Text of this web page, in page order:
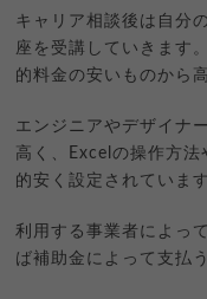
キャリア相談後は自分
座を受講していきます
的料金の安いものから
エンジニアやデザイナ
高く、Excelの操作方法
的安く設定されています
利用する事業者によっ
ば補助金によって支払